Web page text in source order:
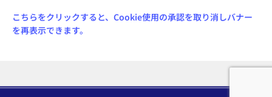
こちらをクリックすると、Cookie使用の承認を取り消しバナー
を再表示できます。